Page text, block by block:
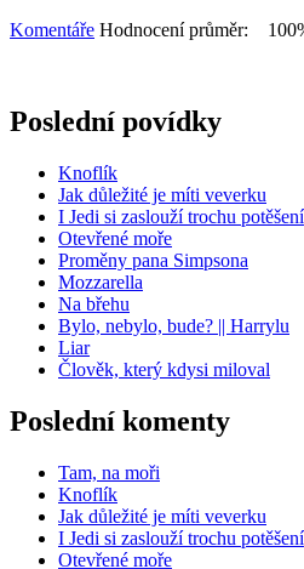
Komentáře Hodnocení průměr:
Poslední povídky
Knoflík
Jak důležité je míti veverku
I Jedi si zaslouží trochu potěšení
Otevřené moře
Proměny pana Simpsona
Mozzarella
Na břehu
Bylo, nebylo, bude? || Harrylu
Liar
Člověk, který kdysi miloval
Poslední komenty
Tam, na moři
Knoflík
Jak důležité je míti veverku
I Jedi si zaslouží trochu potěšení
Otevřené moře